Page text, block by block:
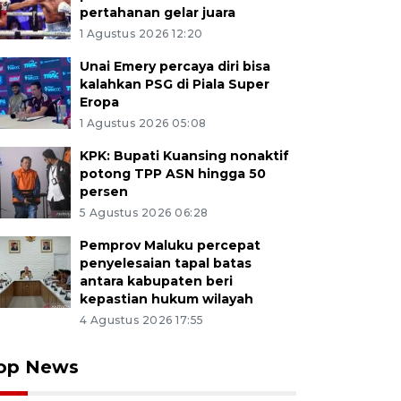
pertahanan gelar juara
1 Agustus 2026 12:20
Unai Emery percaya diri bisa
kalahkan PSG di Piala Super
Eropa
1 Agustus 2026 05:08
KPK: Bupati Kuansing nonaktif
potong TPP ASN hingga 50
persen
5 Agustus 2026 06:28
Pemprov Maluku percepat
penyelesaian tapal batas
antara kabupaten beri
kepastian hukum wilayah
4 Agustus 2026 17:55
News